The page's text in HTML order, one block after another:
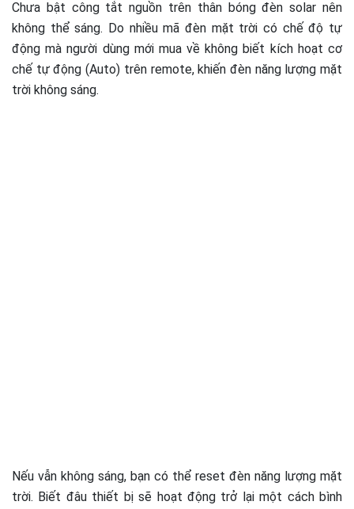
Chưa bật công tắt nguồn trên thân bóng đèn solar nên
không thể sáng. Do nhiều mã đèn mặt trời có chế độ tự
động mà người dùng mới mua về không biết kích hoạt cơ
chế tự động (Auto) trên remote, khiến đèn năng lượng mặt
trời không sáng.
Nếu vẫn không sáng, bạn có thể reset đèn năng lượng mặt
trời. Biết đâu thiết bị sẽ hoạt động trở lại một cách bình